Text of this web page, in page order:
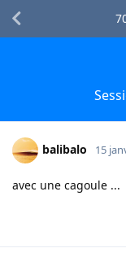
balibalo 15
avec une cagoule ...